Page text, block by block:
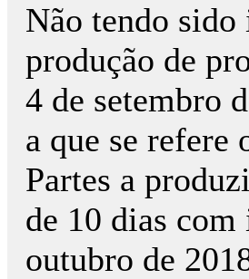
Não tendo sido
produção de
4 de setembro
a que se refere
Partes a
de 10 dias
outubro de